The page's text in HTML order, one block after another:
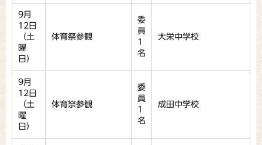
9月
12日
（土
曜
日）
体育祭参観
委
員
1
名
大栄中学校
9月
12日
（土
曜
日）
体育祭参観
委
員
1
名
成田中学校